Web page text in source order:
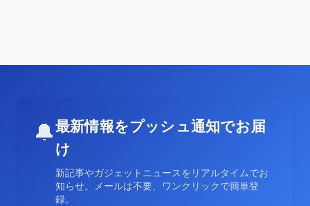
🔔最新情報をプッシュ通知でお届
け
新記事やガジェットニュースをリアルタイムでお
知らせ。メールは不要、ワンクリックで簡単登
録。